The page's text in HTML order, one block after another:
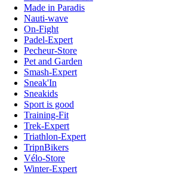
Made in Paradis
Nauti-wave
On-Fight
Padel-Expert
Pecheur-Store
Pet and Garden
Smash-Expert
Sneak'In
Sneakids
Sport is good
Training-Fit
Trek-Expert
Triathlon-Expert
TripnBikers
Vélo-Store
Winter-Expert